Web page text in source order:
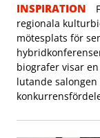
INSPIRATION
regionala
mötesplats för
biografer visar
lutande